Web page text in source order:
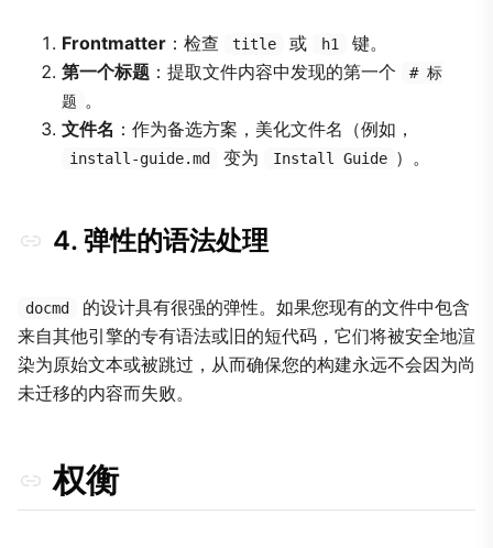
Frontmatter ：检查 title 或 h1
键。
第一个标题 ：提取文件内容中发现的第一个
# 标
题 。
文件名 ：作为备选方案，美化文件名（例如，
install-guide.md 变为 Install Guide ）。
4. 弹性的语法处理
docmd
的设计具有很强的弹性。如果您现有的文件中包含
来自其他引擎的专有语法或旧的短代码，它们将被安全地渲
染为原始文本或被跳过，从而确保您的构建永远不会因为尚
未迁移的内容而失败。
权衡